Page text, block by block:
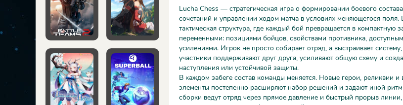
Lucha Chess — стратегическая игра о формировании боевого
сочетаний и управлении ходом матча в условиях меняющегося поля.
тактическая структура, где каждый бой превращается в компактную
переменными: позициями бойцов, свойствами противника,
усилениями. Игрок не просто собирает отряд, а выстраивает
участники поддерживают друг друга, усиливают общую схему и
наступления или устойчивой защиты.
В каждом забеге состав команды меняется. Новые герои, реликвии и
элементы постепенно расширяют набор решений и задают иной
сборки ведут отряд через прямое давление и быстрый прорыв